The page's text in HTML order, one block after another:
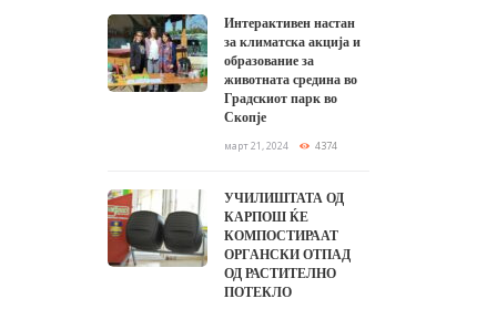
Интерактивен настан
за климатска акција и
образование за
животната средина во
Градскиот парк во
Скопје
март 21, 2024 4374
УЧИЛИШТАТА ОД
КАРПОШ ЌЕ
КОМПОСТИРААТ
ОРГАНСКИ ОТПАД
ОД РАСТИТЕЛНО
ПОТЕКЛО